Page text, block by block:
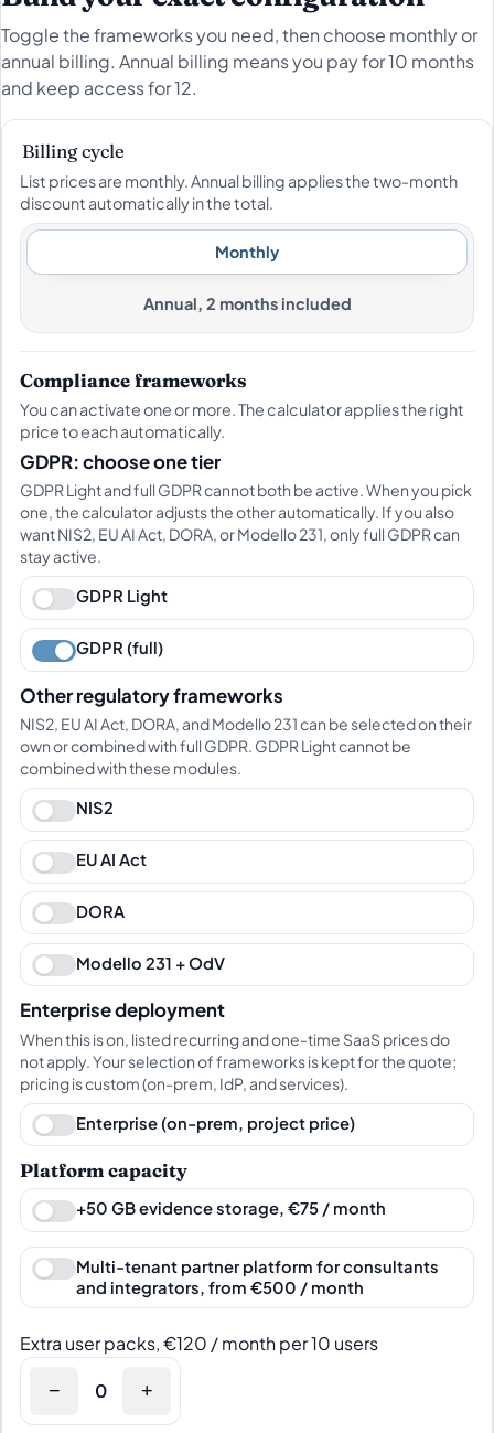
Toggle the frameworks you need, then choose monthly or
annual billing. Annual billing means you pay for 10 months
and keep access for 12.
Billing cycle
List prices are monthly. Annual billing applies the two-month
discount automatically in the total.
Monthly
Annual, 2 months included
Compliance frameworks
You can activate one or more. The calculator applies the right
price to each automatically.
GDPR: choose one tier
GDPR Light and full GDPR cannot both be active. When you pick
one, the calculator adjusts the other automatically. If you also
want NIS2, EU AI Act, DORA, or Modello 231, only full GDPR can
stay active.
GDPR Light
GDPR (full)
Other regulatory frameworks
NIS2, EU AI Act, DORA, and Modello 231 can be selected on their
own or combined with full GDPR. GDPR Light cannot be
combined with these modules.
NIS2
EU AI Act
DORA
Modello 231 + OdV
Enterprise deployment
When this is on, listed recurring and one-time SaaS prices do
not apply. Your selection of frameworks is kept for the quote;
pricing is custom (on-prem, IdP, and services).
Enterprise (on-prem, project price)
Platform capacity
+50 GB evidence storage, €75 / month
Multi-tenant partner platform for consultants
and integrators, from €500 / month
Extra user packs, €120 / month per 10 users
− +